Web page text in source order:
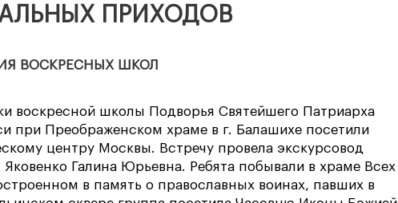
ПРИХОДОВ
ВОСКРЕСНЫХ ШКОЛ
воскресной школы Подворья Святейшего Патриарха
при Преображенском храме в г. Балашихе посетили
центру Москвы. Встречу провела экскурсовод
Галина Юрьевна. Ребята побывали в храме Всех
в память о православных воинах, павших в